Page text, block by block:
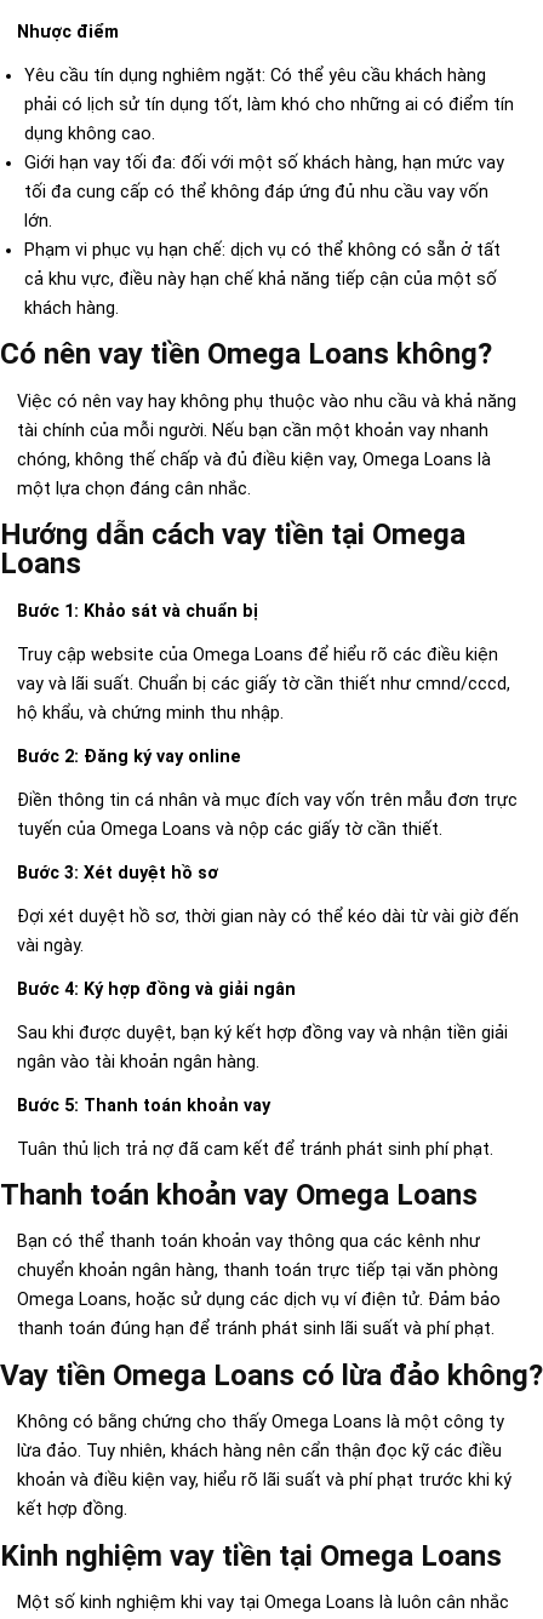
Nhược điểm
Yêu cầu tín dụng nghiêm ngặt: Có thể yêu cầu khách hàng
phải có lịch sử tín dụng tốt, làm khó cho những ai có điểm tín
dụng không cao.
Giới hạn vay tối đa: đối với một số khách hàng, hạn mức vay
tối đa cung cấp có thể không đáp ứng đủ nhu cầu vay vốn
lớn.
Phạm vi phục vụ hạn chế: dịch vụ có thể không có sẵn ở tất
cả khu vực, điều này hạn chế khả năng tiếp cận của một số
khách hàng.
Có nên vay tiền Omega Loans không?
Việc có nên vay hay không phụ thuộc vào nhu cầu và khả năng
tài chính của mỗi người. Nếu bạn cần một khoản vay nhanh
chóng, không thế chấp và đủ điều kiện vay, Omega Loans là
một lựa chọn đáng cân nhắc.
Hướng dẫn cách vay tiền tại Omega
Loans
Bước 1: Khảo sát và chuẩn bị
Truy cập website của Omega Loans để hiểu rõ các điều kiện
vay và lãi suất. Chuẩn bị các giấy tờ cần thiết như cmnd/cccd,
hộ khẩu, và chứng minh thu nhập.
Bước 2: Đăng ký vay online
Điền thông tin cá nhân và mục đích vay vốn trên mẫu đơn trực
tuyến của Omega Loans và nộp các giấy tờ cần thiết.
Bước 3: Xét duyệt hồ sơ
Đợi xét duyệt hồ sơ, thời gian này có thể kéo dài từ vài giờ đến
vài ngày.
Bước 4: Ký hợp đồng và giải ngân
Sau khi được duyệt, bạn ký kết hợp đồng vay và nhận tiền giải
ngân vào tài khoản ngân hàng.
Bước 5: Thanh toán khoản vay
Tuân thủ lịch trả nợ đã cam kết để tránh phát sinh phí phạt.
Thanh toán khoản vay Omega Loans
Bạn có thể thanh toán khoản vay thông qua các kênh như
chuyển khoản ngân hàng, thanh toán trực tiếp tại văn phòng
Omega Loans, hoặc sử dụng các dịch vụ ví điện tử. Đảm bảo
thanh toán đúng hạn để tránh phát sinh lãi suất và phí phạt.
Vay tiền Omega Loans có lừa đảo không?
Không có bằng chứng cho thấy Omega Loans là một công ty
lừa đảo. Tuy nhiên, khách hàng nên cẩn thận đọc kỹ các điều
khoản và điều kiện vay, hiểu rõ lãi suất và phí phạt trước khi ký
kết hợp đồng.
Kinh nghiệm vay tiền tại Omega Loans
Một số kinh nghiệm khi vay tại Omega Loans là luôn cân nhắc